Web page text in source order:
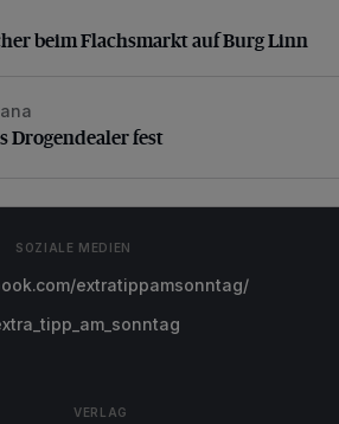
beim Flachsmarkt auf Burg Linn
beim Flachsmarkt auf Burg Linn
fest
Drogendealer fest
SOZIALE MEDIEN
extratippamsonntag/
VERLAG